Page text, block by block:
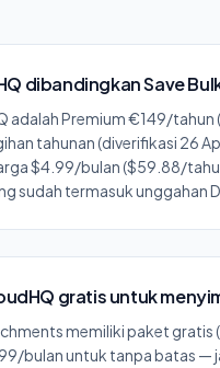
dibandingkan Save
adalah Premium €149/
tahunan (diverifikasi 26
$4.99/bulan ($59.88/
sudah termasuk unggahan
gratis untuk
memiliki paket
bulan untuk tanpa batas —